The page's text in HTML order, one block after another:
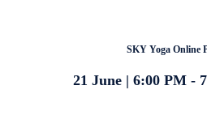
SKY Yoga Online
21 June | 6:00 PM -